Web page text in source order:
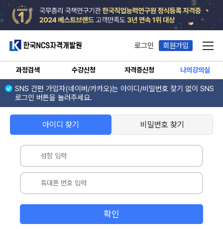
한국NCS자격개발원 로그인 회원가입 메뉴
과정검색 수강신청 자격증신청 나의강의실
SNS 간편 가입자(네이버/카카오)는 아이디/비밀번호 찾기 없이 SNS
로그인 버튼을 눌러주세요.
아이디 찾기 비밀번호 찾기
확인